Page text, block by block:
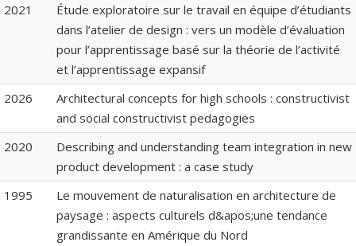
2021
Étude exploratoire sur le travail en équipe d’étudiants
dans l’atelier de design : vers un modèle d’évaluation
pour l’apprentissage basé sur la théorie de l’activité
et l’apprentissage expansif
2026
Architectural concepts for high schools : constructivist
and social constructivist pedagogies
2020
Describing and understanding team integration in new
product development : a case study
1995
Le mouvement de naturalisation en architecture de
paysage : aspects culturels d&apos;une tendance
grandissante en Amérique du Nord